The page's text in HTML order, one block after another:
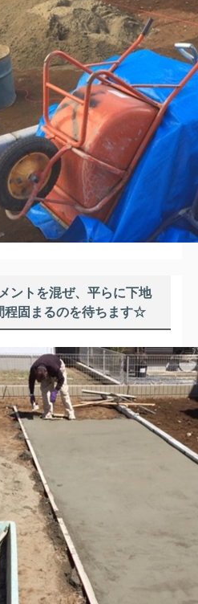
ントを混ぜ、平らに下地
程固まるのを待ちます☆